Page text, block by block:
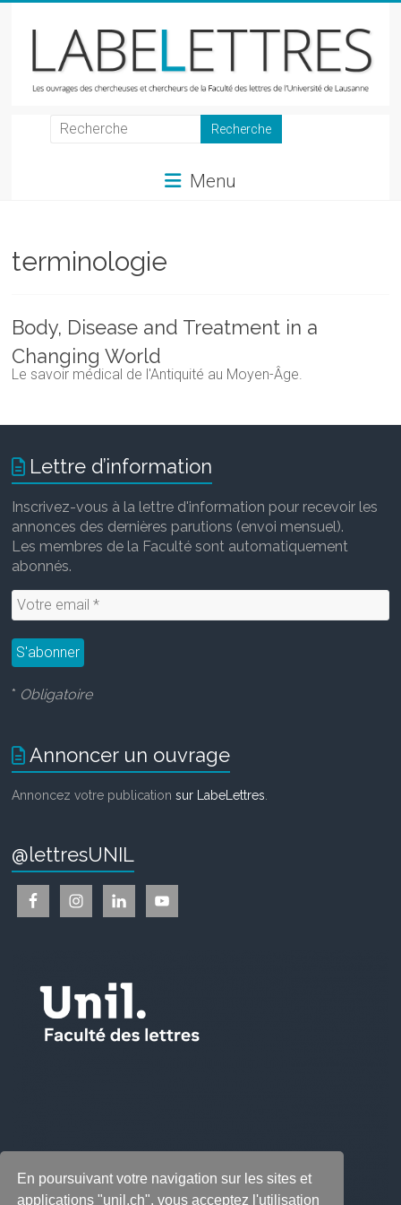
En poursuivant votre navigation sur les sites et
applications "unil.ch", vous acceptez l'utilisation
LabeLettres
et
chercheurs
Faculté
des
lettres
Menu
terminologie
Body, Disease and Treatment in a
Changing World
Le savoir médical de l'Antiquité au Moyen-Âge.
Lettre d’information
Inscrivez-vous à la lettre d'information pour recevoir les
annonces des dernières parutions (envoi mensuel).
Les membres de la Faculté sont automatiquement
abonnés.
* Obligatoire
Annoncer un ouvrage
Annoncez votre publicationsur LabeLettres
@lettresUNIL